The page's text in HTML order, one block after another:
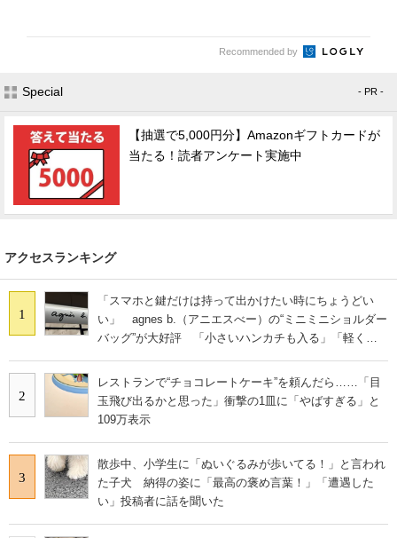
Recommended by
Special - PR -
【抽選で5,000円分】Amazonギフトカードが
当たる！読者アンケート実施中
アクセスランキング
1
「スマホと鍵だけは持って出かけたい時にちょうどい
い」 agnes b.（アニエスべー）の“ミニミニショルダー
バッグ”が大好評 「小さいハンカチも入る」「軽くて
2
レストランで“チョコレートケーキ”を頼んだら……「目
玉飛び出るかと思った」衝撃の1皿に「やばすぎる」と
109万表示
3
散歩中、小学生に「ぬいぐるみが歩いてる！」と言われ
た子犬 納得の姿に「最高の褒め言葉！」「遭遇した
い」投稿者に話を聞いた